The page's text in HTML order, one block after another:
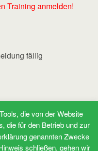
Training anmelden!
fällig
. de
die von der Website
die für den Betrieb und zur
genannten Zwecke
schließen, gehen wir